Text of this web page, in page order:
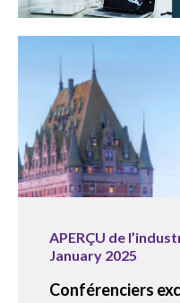
APERÇU de
January 2025
Conférenciers